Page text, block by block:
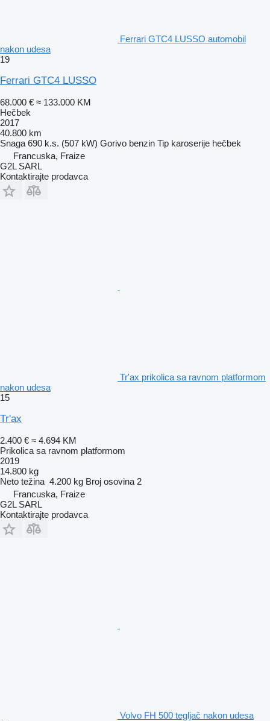
Ferrari GTC4 LUSSO automobil
nakon udesa
19
Ferrari GTC4 LUSSO
68.000 € ≈ 133.000 KM
Hečbek
2017
40.800 km
Snaga 690 k.s. (507 kW) Gorivo benzin Tip karoserije hečbek
Francuska, Fraize
G2L SARL
Kontaktirajte prodavca
Tr'ax prikolica sa ravnom platformom
nakon udesa
15
Tr'ax
2.400 € ≈ 4.694 KM
Prikolica sa ravnom platformom
2019
14.800 kg
Neto težina 4.200 kg Broj osovina 2
Francuska, Fraize
G2L SARL
Kontaktirajte prodavca
Volvo FH 500 tegljač nakon udesa